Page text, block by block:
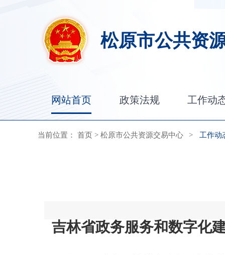
松原市公共资
网站首页 政策法规 工作动
当前位置： 首页 > 松原市公共资源交易中心 > 工作动
吉林省政务服务和数字化